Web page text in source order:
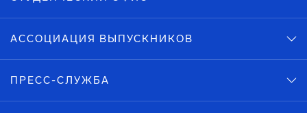
АССОЦИАЦИЯ ВЫПУСКНИКОВ
ПРЕСС-СЛУЖБА